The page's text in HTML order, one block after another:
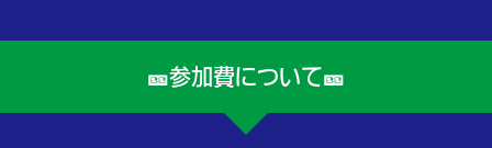
🎫参加費について🎫